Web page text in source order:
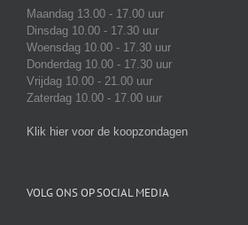
Maandag 13.00 - 17.00 uur
Dinsdag 10.00 - 17.30 uur
Woensdag 10.00 - 17.30 uur
Donderdag 10.00 - 17.30 uur
Vrijdag 10.00 - 21.00 uur
Zaterdag 10.00 - 17.00 uur
Klik hier voor de koopzondagen
VOLG ONS OP SOCIAL MEDIA